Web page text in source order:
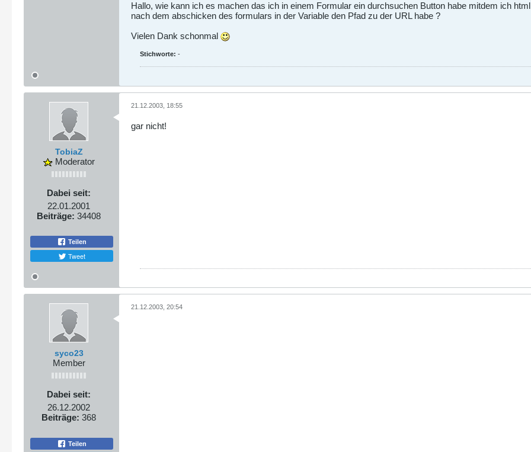
Hallo, wie kann ich es machen das ich in einem Formular ein durchsuchen Button habe mitdem ich
nach dem abschicken des formulars in der Variable den Pfad zu der URL habe ?
Vielen Dank schonmal
Stichworte: -
TobiaZ
Moderator
Dabei seit:
22.01.2001
Beiträge: 34408
Teilen
Tweet
21.12.2003, 18:55
gar nicht!
syco23
Member
Dabei seit:
26.12.2002
Beiträge: 368
Teilen
21.12.2003, 20:54